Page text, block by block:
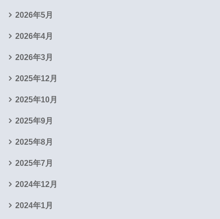
2026年5月
2026年4月
2026年3月
2025年12月
2025年10月
2025年9月
2025年8月
2025年7月
2024年12月
2024年1月